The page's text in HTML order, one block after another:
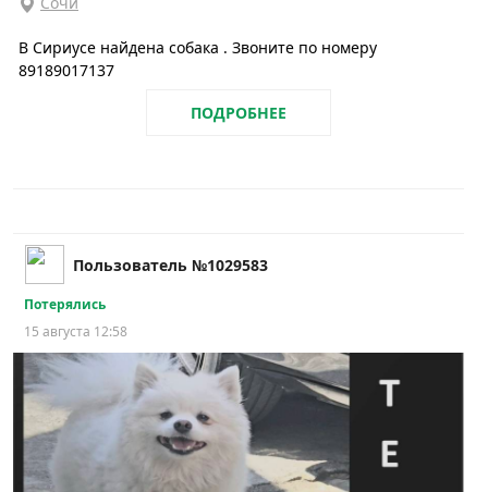
В Сириусе найдена собака . Звоните по номеру
89189017137
ПОДРОБНЕЕ
Пользователь №1029583
Потерялись
15 августа 12:58